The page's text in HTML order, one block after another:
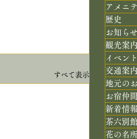
すべて表示
アメニ
歴史
お知らせ
観光案内
イベン
交通案内
地元の
お宿仲間
新着情報
茶六別
花の名